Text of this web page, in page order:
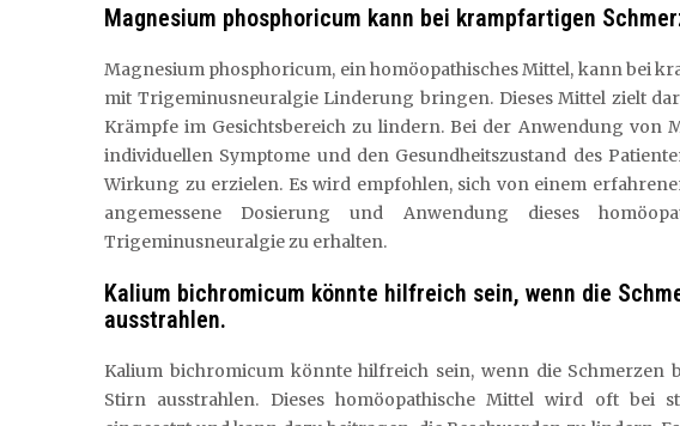
Magnesium phosphoricum kann bei krampfartigen
Magnesium phosphoricum, ein homöopathisches Mittel, kann bei
mit Trigeminusneuralgie Linderung bringen. Dieses Mittel zielt
Krämpfe im Gesichtsbereich zu lindern. Bei der Anwendung von
individuellen Symptome und den Gesundheitszustand des
Wirkung zu erzielen. Es wird empfohlen, sich von einem
angemessene Dosierung und Anwendung dieses
Trigeminusneuralgie zu erhalten.
Kalium bichromicum könnte hilfreich sein, wenn die
ausstrahlen.
Kalium bichromicum könnte hilfreich sein, wenn die
Stirn ausstrahlen. Dieses homöopathische Mittel wird oft bei